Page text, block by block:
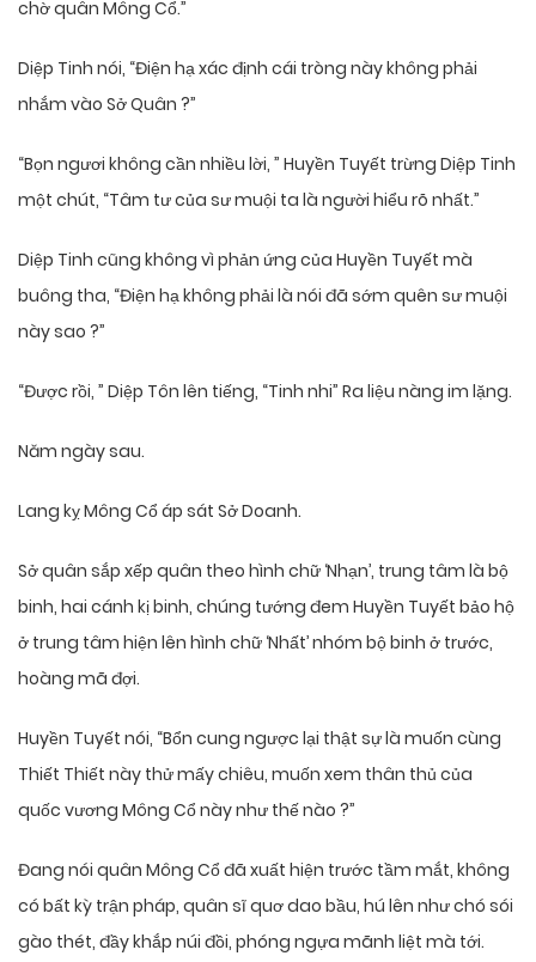
chờ quân Mông Cổ.”
Diệp Tinh nói, “Điện hạ xác định cái tròng này không phải
nhắm vào Sở Quân ?”
“Bọn ngươi không cần nhiều lời, ” Huyền Tuyết trừng Diệp Tinh
một chút, “Tâm tư của sư muội ta là người hiểu rõ nhất.”
Diệp Tinh cũng không vì phản ứng của Huyền Tuyết mà
buông tha, “Điện hạ không phải là nói đã sớm quên sư muội
này sao ?”
“Được rồi, ” Diệp Tôn lên tiếng, “Tinh nhi” Ra liệu nàng im lặng.
Năm ngày sau.
Lang kỵ Mông Cổ áp sát Sở Doanh.
Sở quân sắp xếp quân theo hình chữ ‘Nhạn’, trung tâm là bộ
binh, hai cánh kị binh, chúng tướng đem Huyền Tuyết bảo hộ
ở trung tâm hiện lên hình chữ ‘Nhất’ nhóm bộ binh ở trước,
hoàng mã đợi.
Huyền Tuyết nói, “Bổn cung ngược lại thật sự là muốn cùng
Thiết Thiết này thử mấy chiêu, muốn xem thân thủ của
quốc vương Mông Cổ này như thế nào ?”
Đang nói quân Mông Cổ đã xuất hiện trước tầm mắt, không
có bất kỳ trận pháp, quân sĩ quơ dao bầu, hú lên như chó sói
gào thét, đầy khắp núi đồi, phóng ngựa mãnh liệt mà tới.